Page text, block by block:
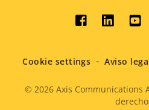
Social
menu
© 2026Axis Communications
Cookie settings Aviso